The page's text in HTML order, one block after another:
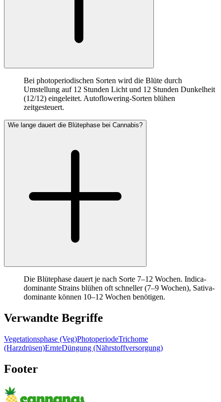
Bei photoperiodischen Sorten wird die Blüte durch
Umstellung auf 12 Stunden Licht und 12 Stunden Dunkelheit
(12/12) eingeleitet. Autoflowering-Sorten blühen
zeitgesteuert.
Wie lange dauert die Blütephase bei Cannabis?
Die Blütephase dauert je nach Sorte 7–12 Wochen. Indica-
dominante Strains blühen oft schneller (7–9 Wochen), Sativa-
dominante können 10–12 Wochen benötigen.
Verwandte Begriffe
Vegetationsphase (Veg)PhotoperiodeTrichome
(Harzdrüsen)ErnteDüngung (Nährstoffversorgung)
Footer